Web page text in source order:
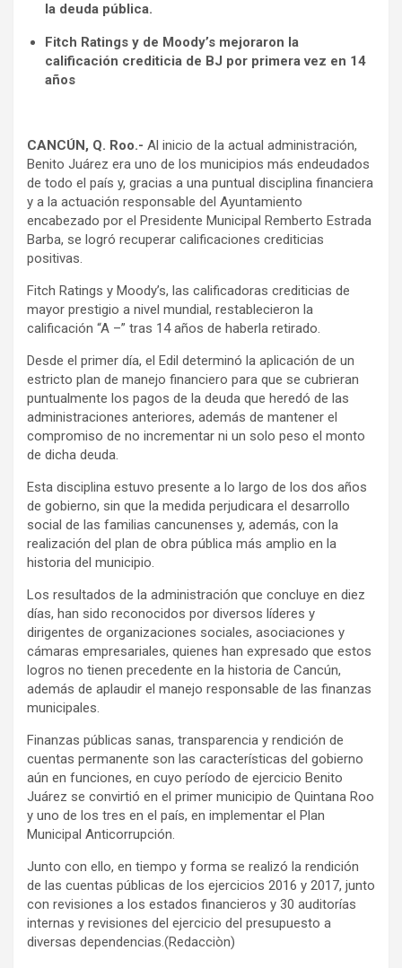
la deuda pública.
Fitch Ratings y de Moody’s mejoraron la
calificación crediticia de BJ por primera vez en 14
años
CANCÚN, Q. Roo.- Al inicio de la actual administración,
Benito Juárez era uno de los municipios más endeudados
de todo el país y, gracias a una puntual disciplina financiera
y a la actuación responsable del Ayuntamiento
encabezado por el Presidente Municipal Remberto Estrada
Barba, se logró recuperar calificaciones crediticias
positivas.
Fitch Ratings y Moody’s, las calificadoras crediticias de
mayor prestigio a nivel mundial, restablecieron la
calificación “A –” tras 14 años de haberla retirado.
Desde el primer día, el Edil determinó la aplicación de un
estricto plan de manejo financiero para que se cubrieran
puntualmente los pagos de la deuda que heredó de las
administraciones anteriores, además de mantener el
compromiso de no incrementar ni un solo peso el monto
de dicha deuda.
Esta disciplina estuvo presente a lo largo de los dos años
de gobierno, sin que la medida perjudicara el desarrollo
social de las familias cancunenses y, además, con la
realización del plan de obra pública más amplio en la
historia del municipio.
Los resultados de la administración que concluye en diez
días, han sido reconocidos por diversos líderes y
dirigentes de organizaciones sociales, asociaciones y
cámaras empresariales, quienes han expresado que estos
logros no tienen precedente en la historia de Cancún,
además de aplaudir el manejo responsable de las finanzas
municipales.
Finanzas públicas sanas, transparencia y rendición de
cuentas permanente son las características del gobierno
aún en funciones, en cuyo período de ejercicio Benito
Juárez se convirtió en el primer municipio de Quintana Roo
y uno de los tres en el país, en implementar el Plan
Municipal Anticorrupción.
Junto con ello, en tiempo y forma se realizó la rendición
de las cuentas públicas de los ejercicios 2016 y 2017, junto
con revisiones a los estados financieros y 30 auditorías
internas y revisiones del ejercicio del presupuesto a
diversas dependencias.(Redacciòn)